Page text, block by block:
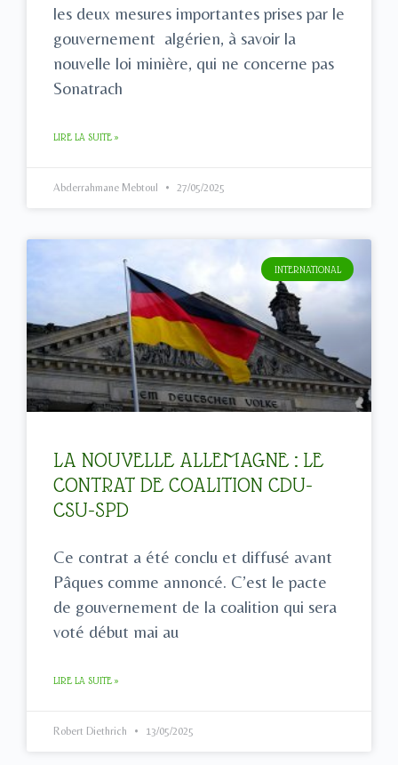
les deux mesures importantes prises par le
gouvernement algérien, à savoir la
nouvelle loi minière, qui ne concerne pas
Sonatrach
LIRE LA SUITE »
Abderrahmane Mebtoul 27/05/2025
INTERNATIONAL
LA NOUVELLE ALLEMAGNE : LE
CONTRAT DE COALITION CDU-
CSU-SPD
Ce contrat a été conclu et diffusé avant
Pâques comme annoncé. C’est le pacte
de gouvernement de la coalition qui sera
voté début mai au
LIRE LA SUITE »
Robert Diethrich 13/05/2025